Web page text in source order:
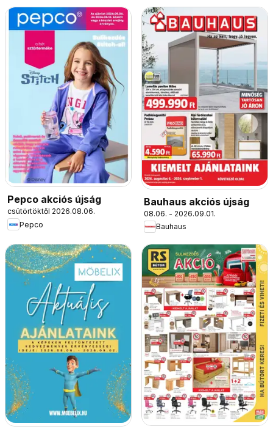
Pepco akciós újság
csütörtöktől 2026.08.06.
Pepco
Bauhaus akciós újság
08.06. - 2026.09.01.
Bauhaus